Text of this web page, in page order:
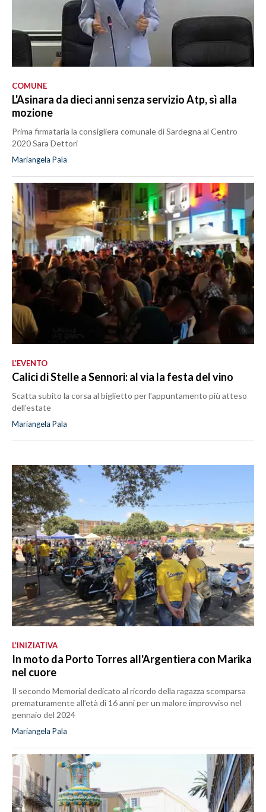
COMUNE
L'Asinara da dieci anni senza servizio Atp, sì alla
mozione
Prima firmataria la consigliera comunale di Sardegna al Centro
2020 Sara Dettori
Mariangela Pala
L’EVENTO
Calici di Stelle a Sennori: al via la festa del vino
Scatta subito la corsa al biglietto per l'appuntamento più atteso
dell’estate
Mariangela Pala
L’INIZIATIVA
In moto da Porto Torres all'Argentiera con Marika
nel cuore
Il secondo Memorial dedicato al ricordo della ragazza scomparsa
prematuramente all’età di 16 anni per un malore improvviso nel
gennaio del 2024
Mariangela Pala